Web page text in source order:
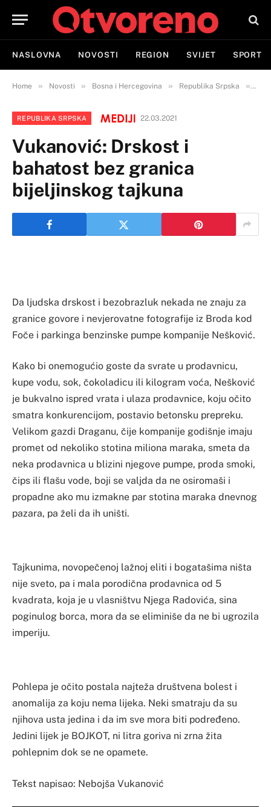
NASLOVNA NOVOSTI REGION SVIJET SPORT
Home » Novosti » Bosna i Hercegovina » Republika Srpska »
REPUBLIKA SRPSKA 22.03.2021
Vukanović: Drskost i
bahatost bez granica
bijeljinskog tajkuna
Da ljudska drskost i bezobrazluk nekada ne znaju za
granice govore i nevjerovatne fotografije iz Broda kod
Foče i parkinga benzinske pumpe kompanije Nešković.
Kako bi onemogućio goste da svrate u prodavnicu,
kupe vodu, sok, čokoladicu ili kilogram voća, Nešković
je bukvalno ispred vrata i ulaza prodavnice, koju očito
smatra konkurencijom, postavio betonsku prepreku.
Velikom gazdi Draganu, čije kompanije godišnje imaju
promet od nekoliko stotina miliona maraka, smeta da
neka prodavnica u blizini njegove pumpe, proda smoki,
čips ili flašu vode, boji se valjda da ne osiromaši i
propadne ako mu izmakne par stotina maraka dnevnog
pazara, pa želi da ih uništi.
Tajkunima, novopečenoj lažnoj eliti i bogatašima ništa
nije sveto, pa i mala porodična prodavnica od 5
kvadrata, koja je u vlasništvu Njega Radovića, sina
poginulog borca, mora da se eliminiše da ne bi ugrozila
imperiju.
Pohlepa je očito postala najteža društvena bolest i
anomalija za koju nema lijeka. Neki smatraju da su
njihova usta jedina i da im sve mora biti podređeno.
Jedini lijek je BOJKOT, ni litra goriva ni zrna žita
pohlepnim dok se ne opamete.
Tekst napisao: Nebojša Vukanović